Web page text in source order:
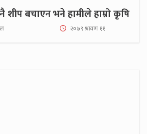
शीप बचाएन भने हामीले हाम्रो कृषि
२०७९ श्रावण ११